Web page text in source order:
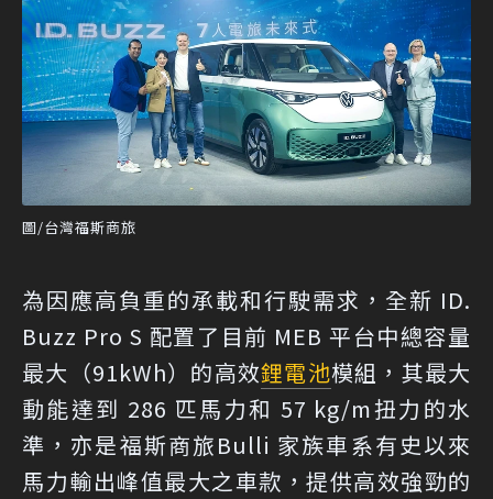
圖/台灣福斯商旅
為因應高負重的承載和行駛需求，全新 ID.
Buzz Pro S 配置了目前 MEB 平台中總容量
最大（91kWh）的高效鋰電池模組，其最大
動能達到 286 匹馬力和 57 kg/m扭力的水
準，亦是福斯商旅Bulli 家族車系有史以來
馬力輸出峰值最大之車款，提供高效強勁的